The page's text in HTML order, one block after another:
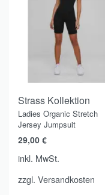
Strass Kollektion
Ladies Organic Stretch
Jersey Jumpsuit
29,00 €
inkl. MwSt.
zzgl. Versandkosten